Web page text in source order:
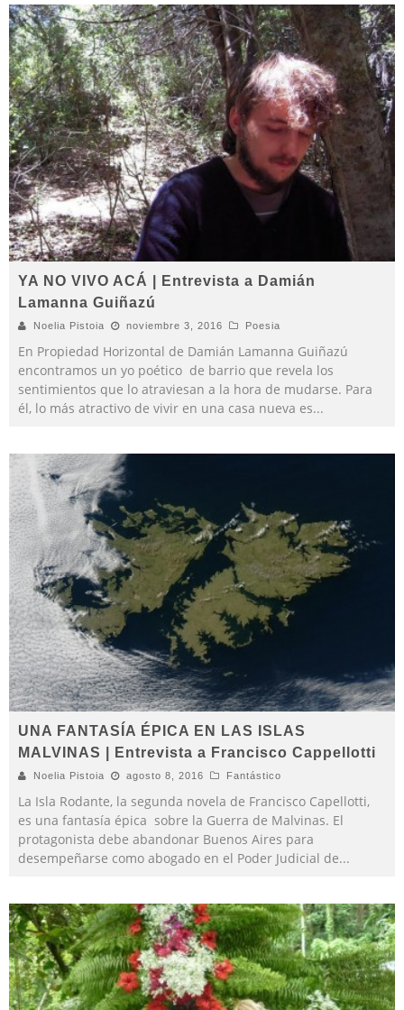
YA NO VIVO ACÁ | Entrevista a Damián
Lamanna Guiñazú
Noelia Pistoia noviembre 3, 2016 Poesia
En Propiedad Horizontal de Damián Lamanna Guiñazú
encontramos un yo poético de barrio que revela los
sentimientos que lo atraviesan a la hora de mudarse. Para
él, lo más atractivo de vivir en una casa nueva es...
UNA FANTASÍA ÉPICA EN LAS ISLAS
MALVINAS | Entrevista a Francisco Cappellotti
Noelia Pistoia agosto 8, 2016 Fantástico
La Isla Rodante, la segunda novela de Francisco Capellotti,
es una fantasía épica sobre la Guerra de Malvinas. El
protagonista debe abandonar Buenos Aires para
desempeñarse como abogado en el Poder Judicial de...